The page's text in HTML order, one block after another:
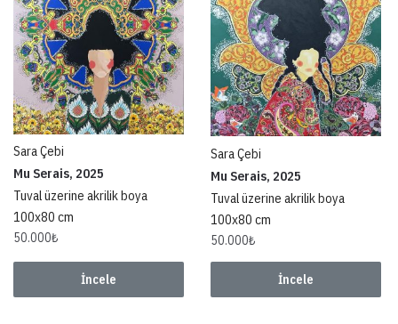
Sara Çebi
Mu Serais, 2025
Tuval üzerine akrilik boya
100x80 cm
50.000₺
İncele
Sara Çebi
Mu Serais, 2025
Tuval üzerine akrilik boya
100x80 cm
50.000₺
İncele